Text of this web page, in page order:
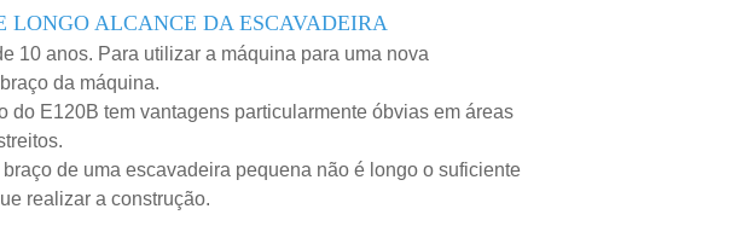
LONGO ALCANCE DA ESCAVADEIRA
10 anos. Para utilizar a máquina para uma nova
da máquina.
do E120B tem vantagens particularmente óbvias em áreas
de uma escavadeira pequena não é longo o suficiente
realizar a construção.